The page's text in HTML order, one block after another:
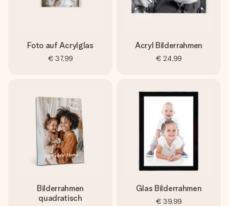
Foto auf Acrylglas
€ 37,99
Acryl Bilderrahmen
€ 24,99
Bilderrahmen
quadratisch
Glas Bilderrahmen
€ 39,99